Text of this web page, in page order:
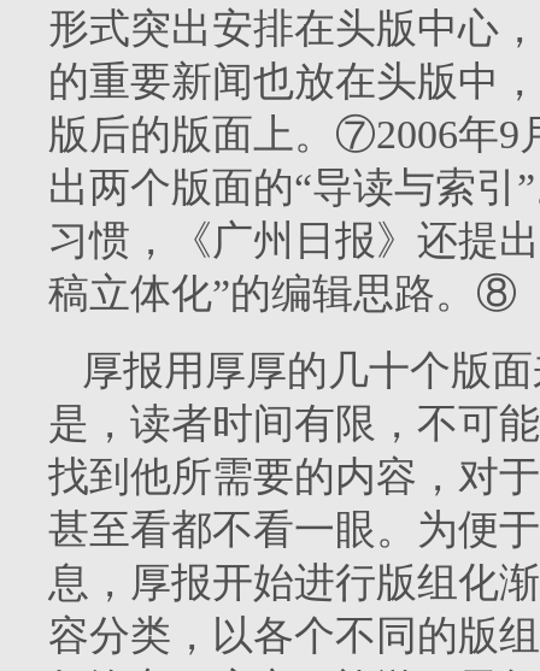
形式突出安排在头版中心
的重要新闻也放在头版中
版后的版面上。⑦2006年9
出两个版面的“导读与索引
习惯，《广州日报》还提
稿立体化”的编辑思路。⑧
厚报用厚厚的几十个版
是，读者时间有限，不可
找到他所需要的内容，对
甚至看都不看一眼。为便
息，厚报开始进行版组化
容分类，以各个不同的版